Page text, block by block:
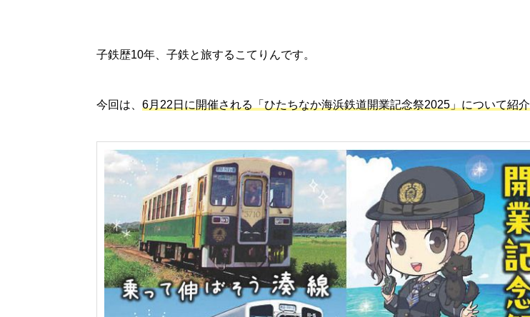
子鉄歴10年、子鉄と旅するこてりんです。
今回は、 6月22日に開催される「ひたちなか海浜鉄道開業記念祭2025」について紹介